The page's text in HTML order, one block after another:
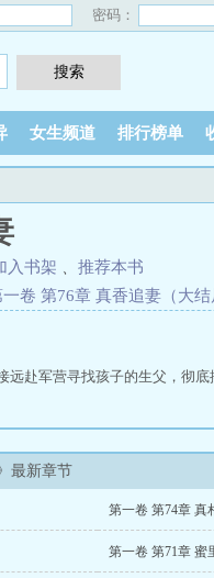
密码：
女生频道 排行榜单
入书架
推荐本书
卷 第76章 真香追妻（大结
赴军营寻找孩子的生父，彻底
最新章节
第一卷 第74章 真
第一卷 第71章 蜜